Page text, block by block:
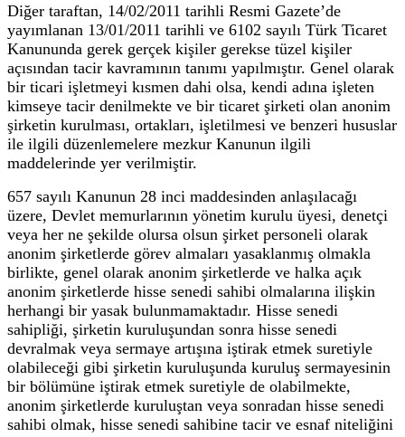
Diğer taraftan, 14/02/2011 tarihli Resmi Gazete’de
yayımlanan 13/01/2011 tarihli ve 6102 sayılı Türk Ticaret
Kanununda gerek gerçek kişiler gerekse tüzel kişiler
açısından tacir kavramının tanımı yapılmıştır. Genel olarak
bir ticari işletmeyi kısmen dahi olsa, kendi adına işleten
kimseye tacir denilmekte ve bir ticaret şirketi olan anonim
şirketin kurulması, ortakları, işletilmesi ve benzeri hususlar
ile ilgili düzenlemelere mezkur Kanunun ilgili
maddelerinde yer verilmiştir.
657 sayılı Kanunun 28 inci maddesinden anlaşılacağı
üzere, Devlet memurlarının yönetim kurulu üyesi, denetçi
veya her ne şekilde olursa olsun şirket personeli olarak
anonim şirketlerde görev almaları yasaklanmış olmakla
birlikte, genel olarak anonim şirketlerde ve halka açık
anonim şirketlerde hisse senedi sahibi olmalarına ilişkin
herhangi bir yasak bulunmamaktadır. Hisse senedi
sahipliği, şirketin kuruluşundan sonra hisse senedi
devralmak veya sermaye artışına iştirak etmek suretiyle
olabileceği gibi şirketin kuruluşunda kuruluş sermayesinin
bir bölümüne iştirak etmek suretiyle de olabilmekte,
anonim şirketlerde kuruluştan veya sonradan hisse senedi
sahibi olmak, hisse senedi sahibine tacir ve esnaf niteliğini